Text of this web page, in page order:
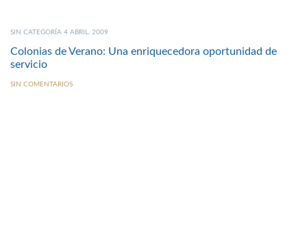
SIN CATEGORÍA 4 ABRIL, 2009
Colonias de Verano: Una enriquecedora oportunidad de
servicio
SIN COMENTARIOS